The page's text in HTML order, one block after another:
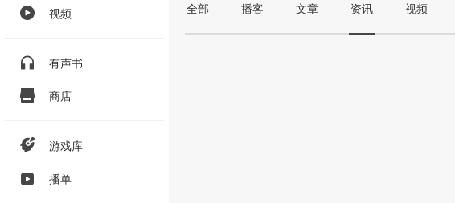
视频
有声书
商店
游戏库
播单
全部 播客 文章 资讯 视频